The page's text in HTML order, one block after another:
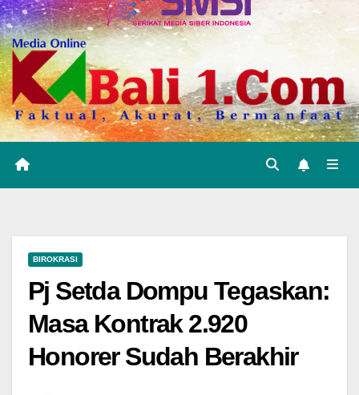
BIROKRASI
Pj Setda Dompu Tegaskan:
Masa Kontrak 2.920
Honorer Sudah Berakhir